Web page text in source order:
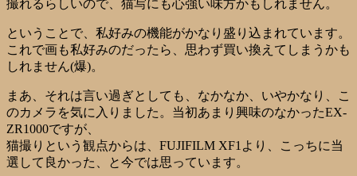
撮れるらしいので、猫写にも心強い味方かもしれません。
ということで、私好みの機能がかなり盛り込まれています。
これで画も私好みのだったら、思わず買い換えてしまうかも
しれません(爆)。
まあ、それは言い過ぎとしても、なかなか、いやかなり、こ
のカメラを気に入りました。当初あまり興味のなかったEX-
ZR1000ですが、
猫撮りという観点からは、FUJIFILM XF1より、こっちに当
選して良かった、と今では思っています。